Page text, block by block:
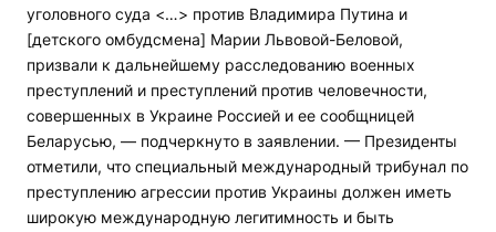
уголовного суда <…> против Владимира Путина и
[детского омбудсмена] Марии Львовой-Беловой,
призвали к дальнейшему расследованию военных
преступлений и преступлений против человечности,
совершенных в Украине Россией и ее сообщницей
Беларусью, — подчеркнуто в заявлении. — Президенты
отметили, что специальный международный трибунал по
преступлению агрессии против Украины должен иметь
широкую международную легитимность и быть